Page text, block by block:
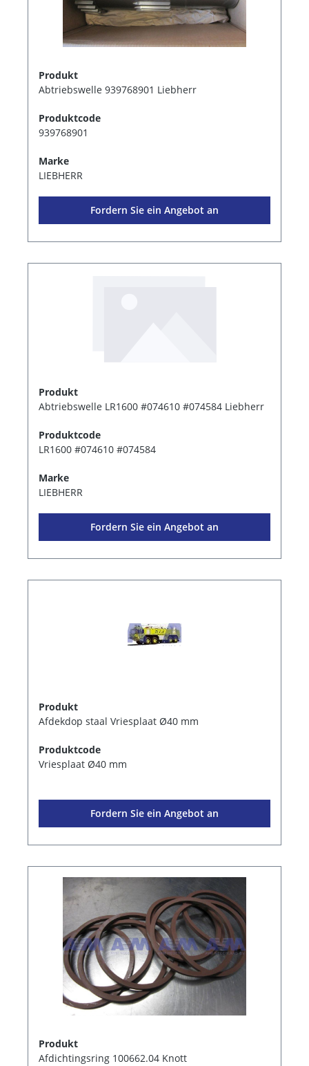
Produkt
Abtriebswelle 939768901 Liebherr
Produktcode
939768901
Marke
LIEBHERR
Fordern Sie ein Angebot an
Produkt
Abtriebswelle LR1600 #074610 #074584 Liebherr
Produktcode
LR1600 #074610 #074584
Marke
LIEBHERR
Fordern Sie ein Angebot an
Produkt
Afdekdop staal Vriesplaat Ø40 mm
Produktcode
Vriesplaat Ø40 mm
Fordern Sie ein Angebot an
Produkt
Afdichtingsring 100662.04 Knott